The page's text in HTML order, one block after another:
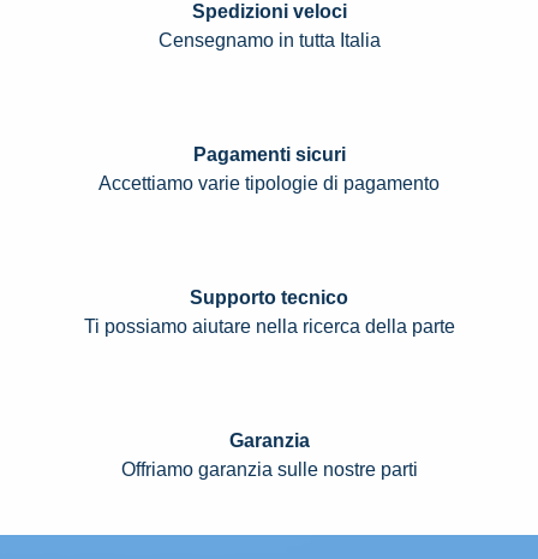
Spedizioni veloci
Censegnamo in tutta Italia
Pagamenti sicuri
Accettiamo varie tipologie di pagamento
Supporto tecnico
Ti possiamo aiutare nella ricerca della parte
Garanzia
Offriamo garanzia sulle nostre parti